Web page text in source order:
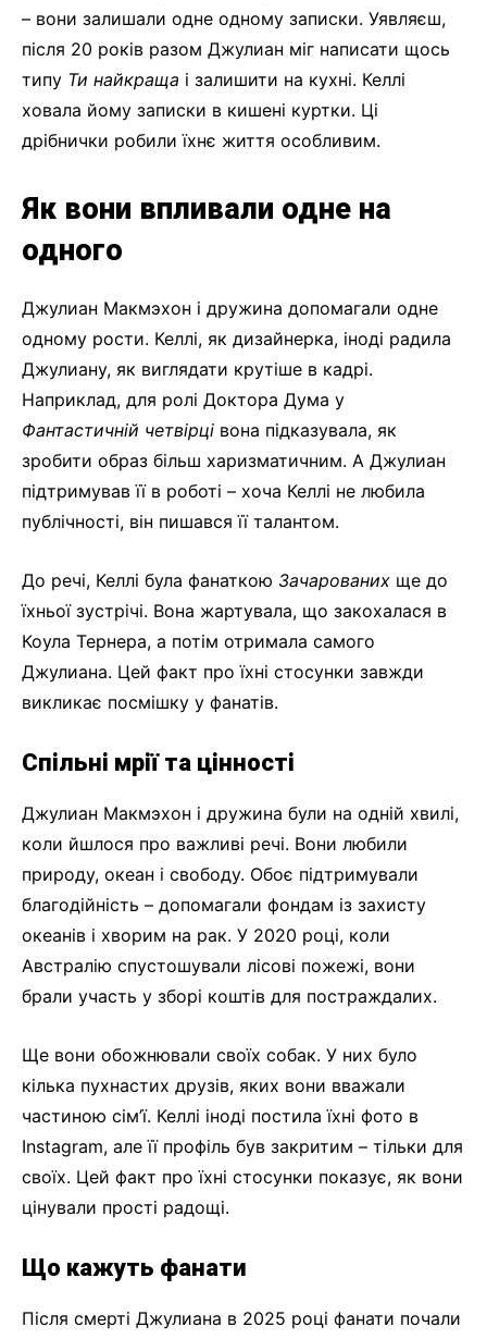
– вони залишали одне одному записки. Уявляєш,
після 20 років разом Джулиан міг написати щось
типу Ти найкраща і залишити на кухні. Келлі
ховала йому записки в кишені куртки. Ці
дрібнички робили їхнє життя особливим.
Як вони впливали одне на
одного
Джулиан Макмэхон і дружина допомагали одне
одному рости. Келлі, як дизайнерка, іноді радила
Джулиану, як виглядати крутіше в кадрі.
Наприклад, для ролі Доктора Дума у
Фантастичній четвірці вона підказувала, як
зробити образ більш харизматичним. А Джулиан
підтримував її в роботі – хоча Келлі не любила
публічності, він пишався її талантом.
До речі, Келлі була фанаткою Зачарованих ще до
їхньої зустрічі. Вона жартувала, що закохалася в
Коула Тернера, а потім отримала самого
Джулиана. Цей факт про їхні стосунки завжди
викликає посмішку у фанатів.
Спільні мрії та цінності
Джулиан Макмэхон і дружина були на одній хвилі,
коли йшлося про важливі речі. Вони любили
природу, океан і свободу. Обоє підтримували
благодійність – допомагали фондам із захисту
океанів і хворим на рак. У 2020 році, коли
Австралію спустошували лісові пожежі, вони
брали участь у зборі коштів для постраждалих.
Ще вони обожнювали своїх собак. У них було
кілька пухнастих друзів, яких вони вважали
частиною сім’ї. Келлі іноді постила їхні фото в
Instagram, але її профіль був закритим – тільки для
своїх. Цей факт про їхні стосунки показує, як вони
цінували прості радощі.
Що кажуть фанати
Після смерті Джулиана в 2025 році фанати почали